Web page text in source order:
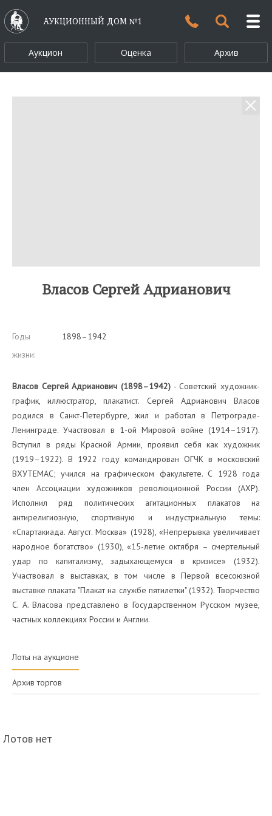
АУКЦИОННЫЙ ДОМ №1
Аукцион Оценка Архив
Власов Сергей Адрианович
Годы
жизни:
1898–1942
Власов Сергей Адрианович (1898–1942) - Советский художник-
график, иллюстратор, плакатист. Сергей Адрианович Власов
родился в Санкт-Петербурге, жил и работал в Петрограде-
Ленинграде. Участвовал в 1-ой Мировой войне (1914–1917).
Вступил в ряды Красной Армии, проявил себя как художник
(1919–1922). В 1922 году командирован ОГЧК в московский
ВХУТЕМАС; учился на графическом факультете. С 1928 года
член Ассоциации художников революционной России (АХР).
Исполнил ряд политических агитационных плакатов на
антирелигиозную, спортивную и индустриальную темы:
«Спартакиада. Август. Москва» (1928), «Непрерывка увеличивает
народное богатство» (1930), «15-летие октября – смертельный
удар по капитализму, задыхающемуся в кризисе» (1932).
Участвовал в выставках, в том числе в Первой всесоюзной
выставке плаката "Плакат на службе пятилетки" (1932). Творчество
С. А. Власова представлено в Государственном Русском музее,
частных коллекциях России и Англии.
Лоты на аукционе
Архив торгов
Лотов нет